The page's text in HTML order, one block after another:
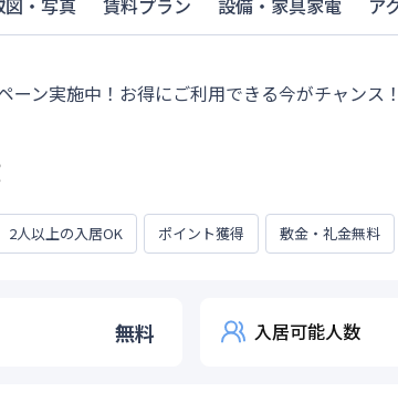
図・写真 賃料プラン 設備・家具家電 ア
ーン実施中！お得にご利用できる今がチャンス
2人以上の入居OK ポイント獲得 敷金・礼金無料
無料 入居可能人数